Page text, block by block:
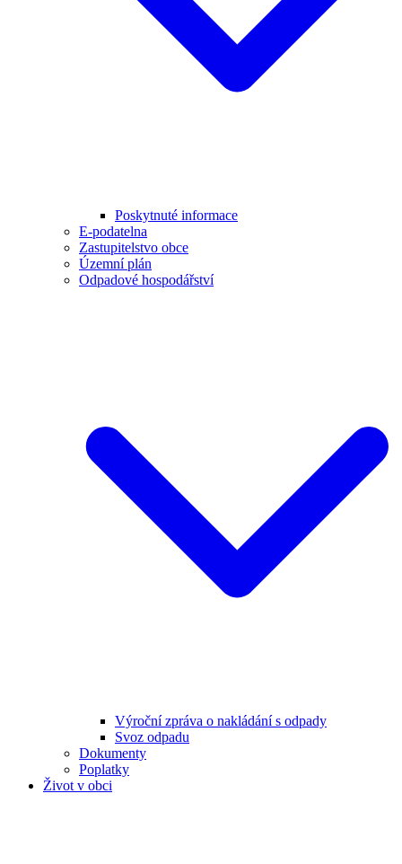
Poskytnuté informace
E-podatelna
Zastupitelstvo obce
Územní plán
Odpadové hospodářství
Výroční zpráva o nakládání s odpady
Svoz odpadu
Dokumenty
Poplatky
Život v obci